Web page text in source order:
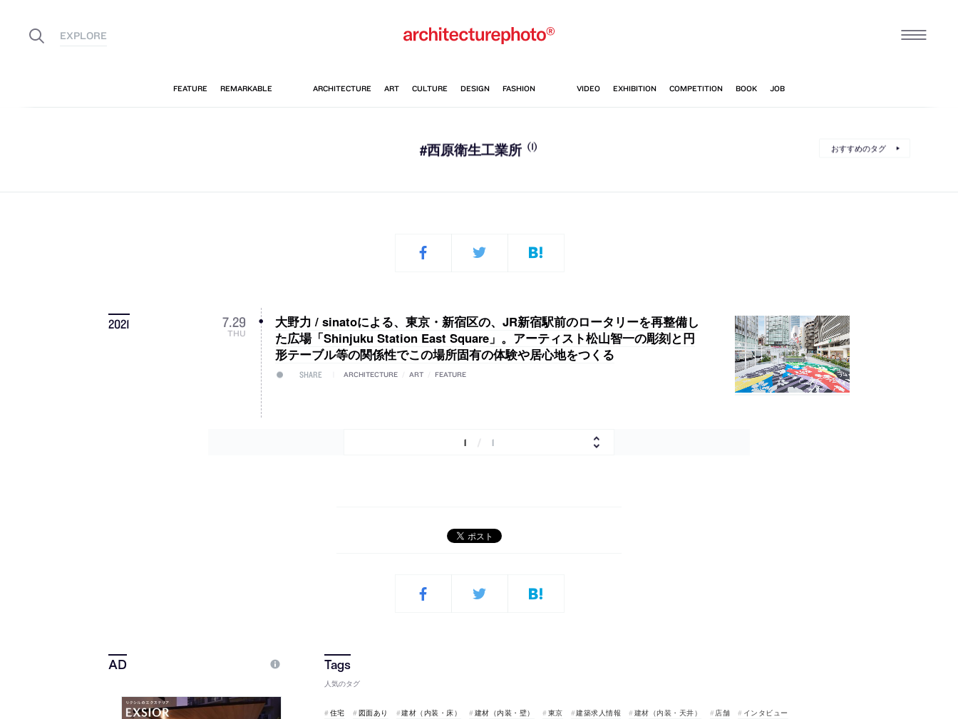
#西原衛生工業所 (1) おすすめのタグ
2021 7.29
THU
大野力 / sinatoによる、東京・新宿区の、JR新宿駅前のロータリーを再整備し
た広場「Shinjuku Station East Square」。アーティスト松山智一の彫刻と円
形テーブル等の関係性でこの場所固有の体験や居心地をつくる
SHARE ARCHITECTURE ART FEATURE
1 / 1
人気のタグ
住宅 図面あり 建材（内装・床） 建材（内装・壁） 東京 建築求人情報 建材（内装・天井） 店舗
インタビュー